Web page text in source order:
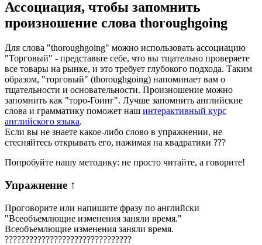
Ассоциация, чтобы запомнить
произношение слова thoroughgoing
Для слова "thoroughgoing" можно использовать ассоциацию
"Торговый" - представьте себе, что вы тщательно проверяете
все товары на рынке, и это требует глубокого подхода. Таким
образом, "торговый" (thoroughgoing) напоминает вам о
тщательности и основательности. Произношение можно
запомнить как "торо-Гоинг". Лучше запомнить английские
слова и грамматику поможет наш интерактивный курс
английского языка.
Если вы не знаете какое-либо слово в упражнении, не
стесняйтесь открывать его, нажимая на квадратики ???
Попробуйте нашу методику: не просто читайте, а говорите!
Упражнение ↑
Проговорите или напишите фразу по английски
"Всеобъемлющие изменения заняли время."
Всеобъемлющие изменения заняли время.
???????????????????????????????